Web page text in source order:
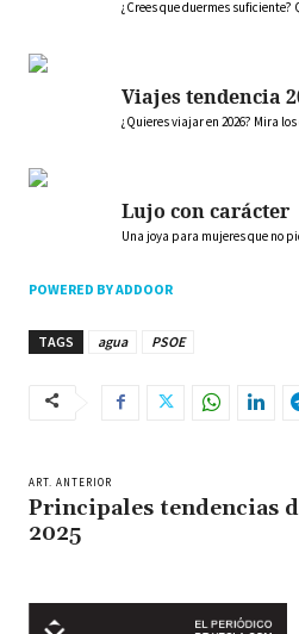
¿Crees que duermes suficiente?
Viajes tendencia
¿Quieres viajar en 2026? Mira
Lujo con carácter
Una joya para mujeres que no
POWERED BY ADDOOR
TAGS agua PSOE
ART. ANTERIOR
Principales tendencias
2025